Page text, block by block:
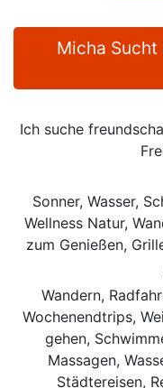
Micha Sucht
Ich suche
Sonner, Wasser,
Wellness Natur,
zum Genießen,
Wandern,
Wochenendtrips,
gehen,
Massagen,
Städtereisen,